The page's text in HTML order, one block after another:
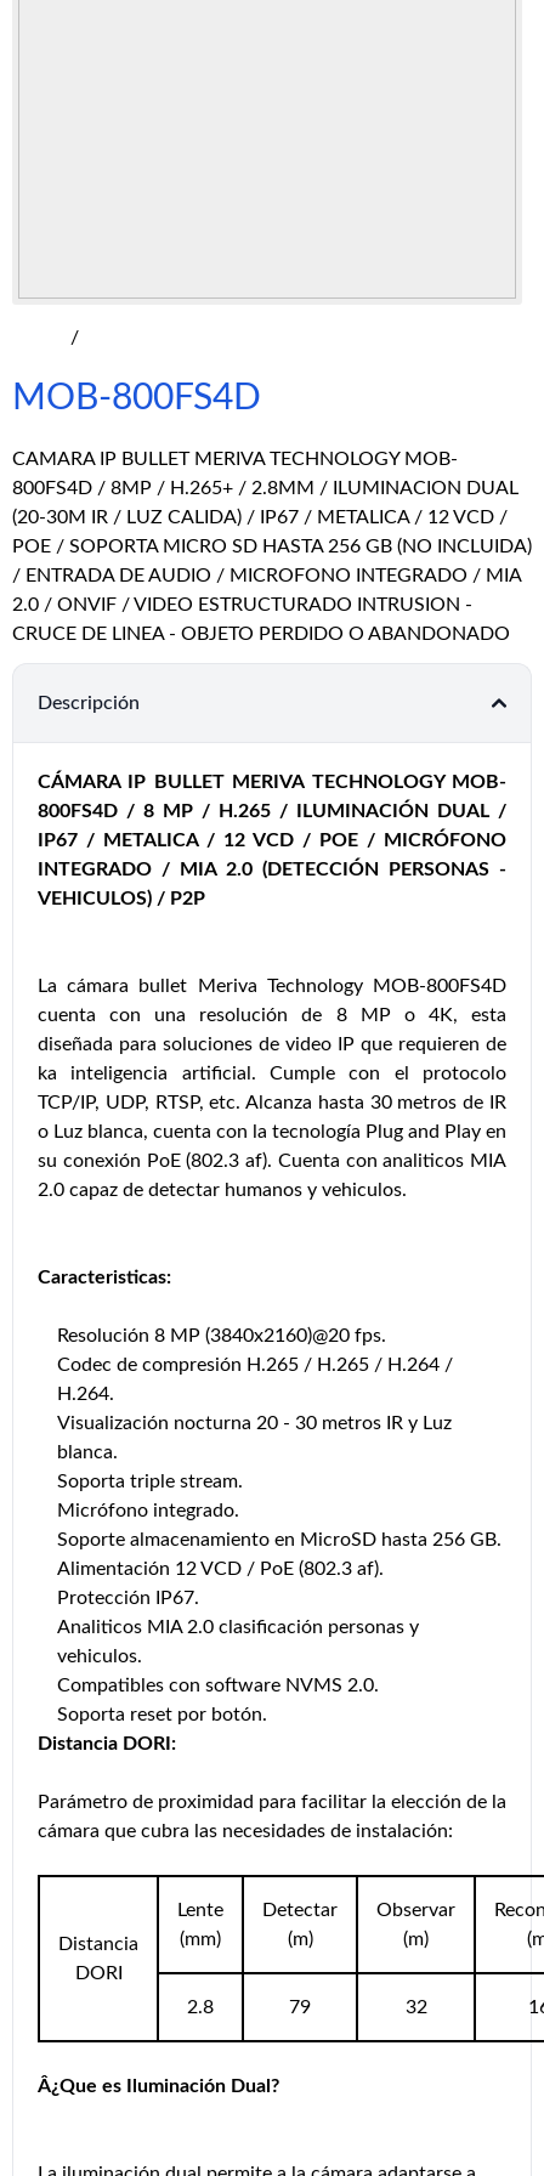
/
MOB-800FS4D
CAMARA IP BULLET MERIVA TECHNOLOGY MOB-
800FS4D / 8MP / H.265+ / 2.8MM / ILUMINACION DUAL
(20-30M IR / LUZ CALIDA) / IP67 / METALICA / 12 VCD /
POE / SOPORTA MICRO SD HASTA 256 GB (NO INCLUIDA)
/ ENTRADA DE AUDIO / MICROFONO INTEGRADO / MIA
2.0 / ONVIF / VIDEO ESTRUCTURADO INTRUSION -
CRUCE DE LINEA - OBJETO PERDIDO O ABANDONADO
Descripción
CÁMARA IP BULLET MERIVA TECHNOLOGY MOB-
800FS4D / 8 MP / H.265 / ILUMINACIÓN DUAL /
IP67 / METALICA / 12 VCD / POE / MICRÓFONO
INTEGRADO / MIA 2.0 (DETECCIÓN PERSONAS -
VEHICULOS) / P2P
La cámara bullet Meriva Technology MOB-800FS4D
cuenta con una resolución de 8 MP o 4K, esta
diseñada para soluciones de video IP que requieren de
ka inteligencia artificial. Cumple con el protocolo
TCP/IP, UDP, RTSP, etc. Alcanza hasta 30 metros de IR
o Luz blanca, cuenta con la tecnología Plug and Play en
su conexión PoE (802.3 af). Cuenta con analiticos MIA
2.0 capaz de detectar humanos y vehiculos.
Caracteristicas:
Resolución 8 MP (3840x2160)@20 fps.
Codec de compresión H.265 / H.265 / H.264 /
H.264.
Visualización nocturna 20 - 30 metros IR y Luz
blanca.
Soporta triple stream.
Micrófono integrado.
Soporte almacenamiento en MicroSD hasta 256 GB.
Alimentación 12 VCD / PoE (802.3 af).
Protección IP67.
Analiticos MIA 2.0 clasificación personas y
vehiculos.
Compatibles con software NVMS 2.0.
Soporta reset por botón.
Distancia DORI:
Parámetro de proximidad para facilitar la elección de la
cámara que cubra las necesidades de instalación:
Distancia
DORI
Lente
(mm)
Detectar
(m)
Observar
(m)
2.8 79 32
Â¿Que es Iluminación Dual?